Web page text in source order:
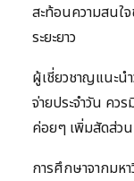
สะท้อนความสนใ
ระยะยาว
ผู้เชี่ยวชาญแนะน
จ่ายประจำวัน คว
ค่อยๆ เพิ่มสัดส่ว
การศึกษาจากมห